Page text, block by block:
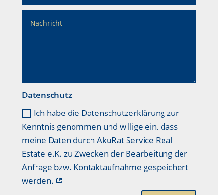
Datenschutz
Ich habe die Datenschutzerklärung zur
Kenntnis genommen und willige ein, dass
meine Daten durch AkuRat Service Real
Estate e.K. zu Zwecken der Bearbeitung der
Anfrage bzw. Kontaktaufnahme gespeichert
werden.